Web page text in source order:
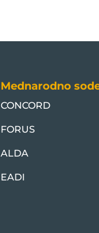
Mednarodno
CONCORD
FORUS
ALDA
EADI